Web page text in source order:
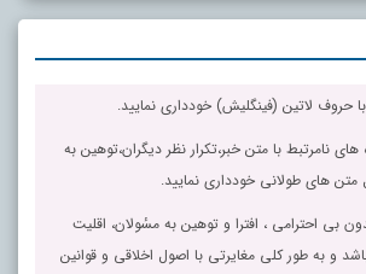
حروف لاتین (فینگلیش) خودداری نمایید.
های نامرتبط با متن خبر،تکرار نظر دیگران،توهین به
متن های طولانی خودداری نمایید.
بی احترامی ، افترا و توهین به مسٔولان، اقلیت
و به طور کلی مغایرتی با اصول اخلاقی و قوانین